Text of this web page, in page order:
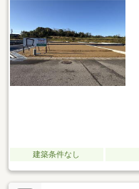
建築条件なし